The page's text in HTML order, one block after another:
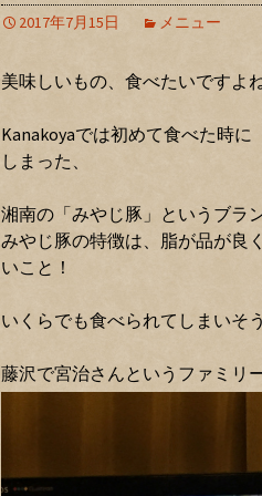
2017年7月15日 メニュー
美味しいもの、食べたいですよ
Kanakoyaでは初めて食べた時
しまった、
湘南の「みやじ豚」というブラ
みやじ豚の特徴は、脂が品が良
いこと！
いくらでも食べられてしまいそ
藤沢で宮治さんというファミリ